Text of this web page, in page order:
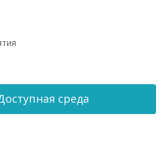
среда